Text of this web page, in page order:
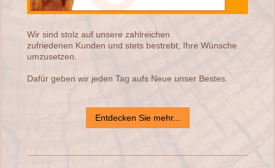
Wir sind stolz auf unsere zahlreichen
zufriedenen Kunden und stets bestrebt, Ihre Wünsche
umzusetzen.
Dafür geben wir jeden Tag aufs Neue unser Bestes.
Entdecken Sie mehr...